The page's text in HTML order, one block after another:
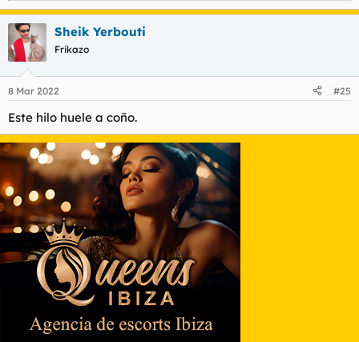
e
a
c
c
i
e
:
Sheik Yerbouti
Frikazo
8 Mar 2022 #25
Este hilo huele a coño.